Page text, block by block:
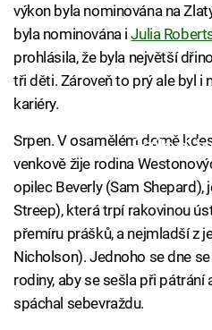
výkon byla nominována na
byla nominována iJulia
prohlásila, že byla největší
tři děti. Zároveň to prý ale byl i
kariéry.
Failed
Srpen. V osamělém domě
venkově žije rodina
opilec Beverly (Sam Shepard),
Streep), která trpí rakovinou
přemíru prášků, a nejmladší z
Nicholson). Jednoho se dne
rodiny, aby se sešla při pátrání
spáchal sebevraždu.